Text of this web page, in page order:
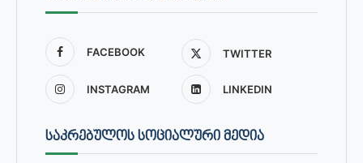
FACEBOOK TWITTER
INSTAGRAM LINKEDIN
ᲡᲐᲙᲠᲔᲑᲣᲚᲝᲡ ᲡᲝᲪᲘᲐᲚᲣᲠᲘ ᲛᲔᲓᲘᲐ